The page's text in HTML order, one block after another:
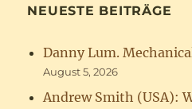
NEUESTE BEITRÄGE
Danny Lum.
August 5, 2026
Andrew Smith (USA):